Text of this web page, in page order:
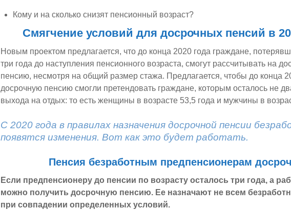
Кому и на сколько снизят пенсионный возраст?
Смягчение условий для досрочных пенсий в
Новым проектом предлагается, что до конца 2020 года граждане,
три года до наступления пенсионного возраста, смогут рассчитывать на
пенсию, несмотря на общий размер стажа. Предлагается, чтобы до конца
досрочную пенсию смогли претендовать граждане, которым осталось не
выхода на отдых: то есть женщины в возрасте 53,5 года и мужчины в
С 2020 года в правилах назначения досрочной пенсии
появятся изменения. Вот как это будет работать.
Пенсия безработным предпенсионерам
Если предпенсионеру до пенсии по возрасту осталось три года, а
можно получить досрочную пенсию. Ее назначают не всем
при совпадении определенных условий.